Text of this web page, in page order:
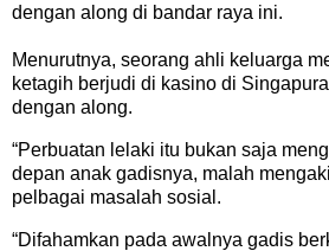
dengan along di bandar raya ini.
Menurutnya, seorang ahli keluarga
ketagih berjudi di kasino di
dengan along.
“Perbuatan lelaki itu bukan saja
depan anak gadisnya, malah
pelbagai masalah sosial.
“Difahamkan pada awalnya gadis